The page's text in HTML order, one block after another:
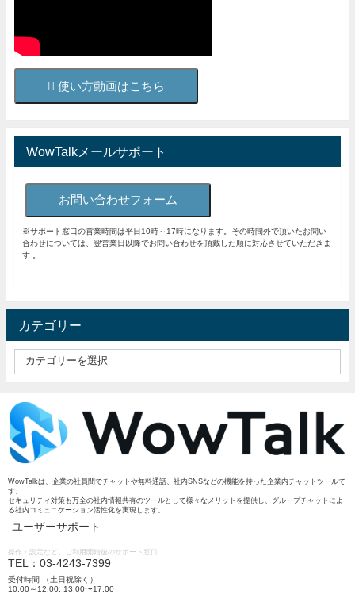
使い方動画はこちら
WowTalkメールサポート
お問い合わせフォーム
※サポート窓口の営業時間は平日10時～17時になります。その時間外で頂いたお問い
合わせについては、翌営業日以降でお問い合わせを頂戴した順に対応させていただきま
す 。
カテゴリー
WowTalkは、企業の社員間でチャットや無料通話、社内SNSなどの機能を持った企業内チャットツールで
す。
セキュリティ対策も万全の社内情報共有のツールとして様々なメリットを提供し、グループチャットによ
る社内コミュニケーション活性化を実現します。
ユーザーサポート
操作・設定など、ご利用開始後のサポート窓口
TEL：03-4243-7399
受付時間 （土日祝除く）
10:00～12:00, 13:00〜17:00